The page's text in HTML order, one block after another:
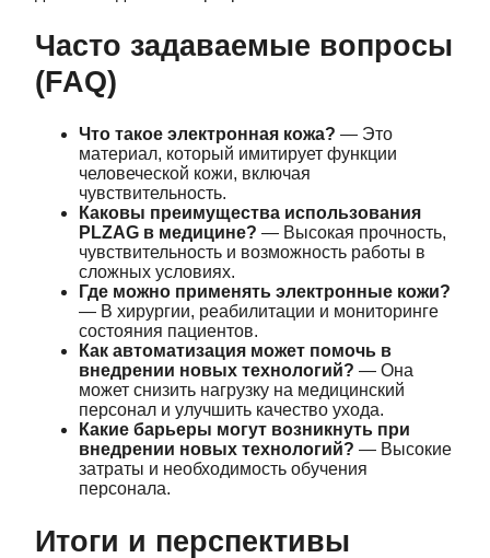
Часто задаваемые вопросы
(FAQ)
Что такое электронная кожа? — Это
материал, который имитирует функции
человеческой кожи, включая
чувствительность.
Каковы преимущества использования
PLZAG в медицине? — Высокая прочность,
чувствительность и возможность работы в
сложных условиях.
Где можно применять электронные кожи?
— В хирургии, реабилитации и мониторинге
состояния пациентов.
Как автоматизация может помочь в
внедрении новых технологий? — Она
может снизить нагрузку на медицинский
персонал и улучшить качество ухода.
Какие барьеры могут возникнуть при
внедрении новых технологий? — Высокие
затраты и необходимость обучения
персонала.
Итоги и перспективы